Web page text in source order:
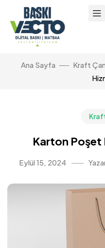
Ana Sayfa Kraft
Karton Poşet
Eylül 15, 2024